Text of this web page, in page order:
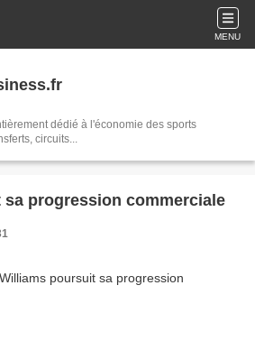
MENU
dédié à l'économie des sports
circuits...
progression commerciale